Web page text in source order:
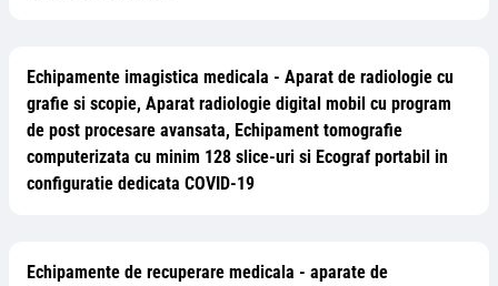
Echipamente imagistica medicala - Aparat de radiologie cu
grafie si scopie, Aparat radiologie digital mobil cu program
de post procesare avansata, Echipament tomografie
computerizata cu minim 128 slice-uri si Ecograf portabil in
configuratie dedicata COVID-19
Echipamente de recuperare medicala - aparate de